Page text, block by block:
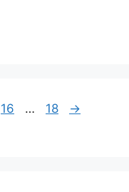
Page
16 … Page
18
→